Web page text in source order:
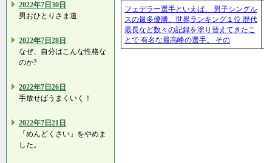
2022年7日30日
男おひとりさま道
2022年7日28日
なぜ、自分はこんな性格な
のか?
2022年7日26日
手放せばうまくいく！
2022年7日21日
「めんどくさい」をやめま
した。
フェデラー選手といえば、 男子シングル
スの最多優勝、世界ランキング１位 歴代
最長など数々の記録を塗り替えてきたこ
とで 有名な最高峰の選手。 その